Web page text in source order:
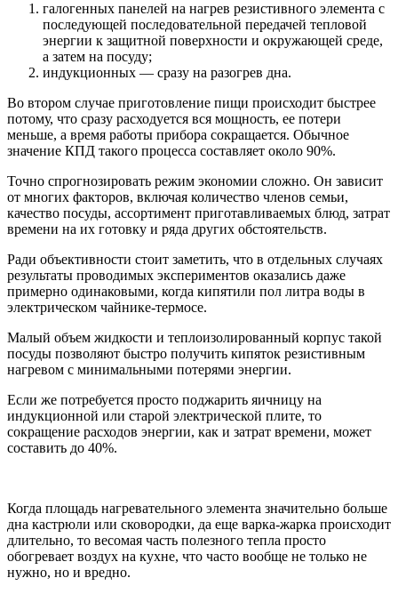
галогенных панелей на нагрев резистивного элемента с
последующей последовательной передачей тепловой
энергии к защитной поверхности и окружающей среде,
а затем на посуду;
индукционных — сразу на разогрев дна.
Во втором случае приготовление пищи происходит быстрее
потому, что сразу расходуется вся мощность, ее потери
меньше, а время работы прибора сокращается. Обычное
значение КПД такого процесса составляет около 90%.
Точно спрогнозировать режим экономии сложно. Он зависит
от многих факторов, включая количество членов семьи,
качество посуды, ассортимент приготавливаемых блюд, затрат
времени на их готовку и ряда других обстоятельств.
Ради объективности стоит заметить, что в отдельных случаях
результаты проводимых экспериментов оказались даже
примерно одинаковыми, когда кипятили пол литра воды в
электрическом чайнике-термосе.
Малый объем жидкости и теплоизолированный корпус такой
посуды позволяют быстро получить кипяток резистивным
нагревом с минимальными потерями энергии.
Если же потребуется просто поджарить яичницу на
индукционной или старой электрической плите, то
сокращение расходов энергии, как и затрат времени, может
составить до 40%.
Когда площадь нагревательного элемента значительно больше
дна кастрюли или сковородки, да еще варка-жарка происходит
длительно, то весомая часть полезного тепла просто
обогревает воздух на кухне, что часто вообще не только не
нужно, но и вредно.